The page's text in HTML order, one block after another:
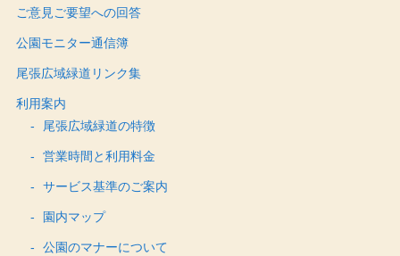
ご意見ご要望への回答
公園モニター通信簿
尾張広域緑道リンク集
利用案内
尾張広域緑道の特徴
営業時間と利用料金
サービス基準のご案内
園内マップ
公園のマナーについて